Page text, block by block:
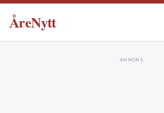
ÅreNytt
ANNONS